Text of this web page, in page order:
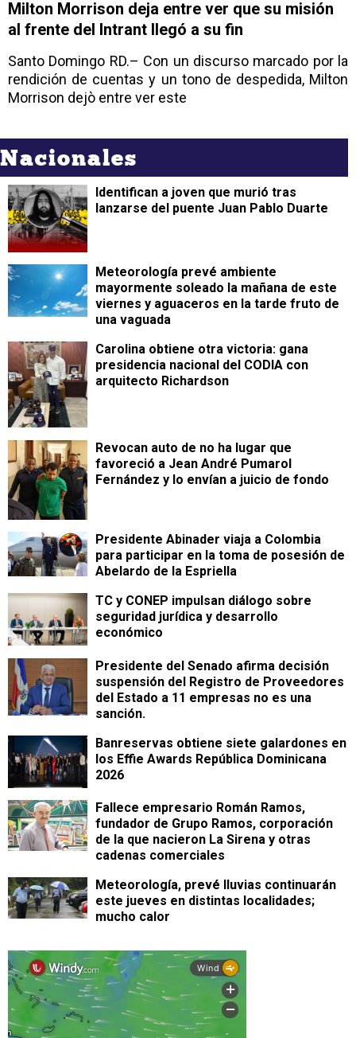
Milton Morrison deja entre ver que su misión
al frente del Intrant llegó a su fin
Santo Domingo RD.– Con un discurso marcado por la
rendición de cuentas y un tono de despedida, Milton
Morrison dejò entre ver este
Nacionales
Identifican a joven que murió tras
lanzarse del puente Juan Pablo Duarte
Meteorología prevé ambiente
mayormente soleado la mañana de este
viernes y aguaceros en la tarde fruto de
una vaguada
Carolina obtiene otra victoria: gana
presidencia nacional del CODIA con
arquitecto Richardson
Revocan auto de no ha lugar que
favoreció a Jean André Pumarol
Fernández y lo envían a juicio de fondo
Presidente Abinader viaja a Colombia
para participar en la toma de posesión de
Abelardo de la Espriella
TC y CONEP impulsan diálogo sobre
seguridad jurídica y desarrollo
económico
Presidente del Senado afirma decisión
suspensión del Registro de Proveedores
del Estado a 11 empresas no es una
sanción.
Banreservas obtiene siete galardones en
los Effie Awards República Dominicana
2026
Fallece empresario Román Ramos,
fundador de Grupo Ramos, corporación
de la que nacieron La Sirena y otras
cadenas comerciales
Meteorología, prevé lluvias continuarán
este jueves en distintas localidades;
mucho calor